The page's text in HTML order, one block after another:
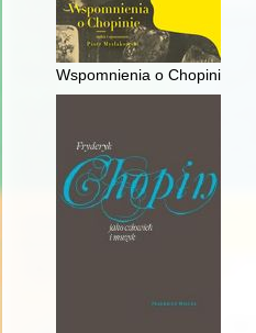
Wspomnienia o Chopinie.